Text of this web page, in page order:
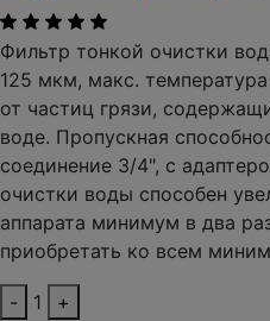
Фильтр тонкой очистки
125 мкм, макс.
от частиц грязи,
воде. Пропускная
соединение 3/4", с
очистки воды способен
аппарата минимум в два
приобретать ко всем
- 1
+